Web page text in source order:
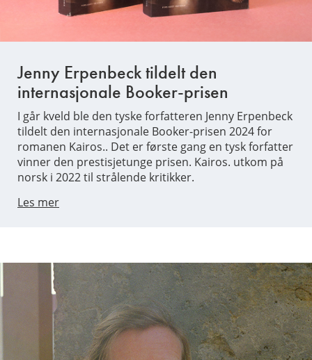
Jenny Erpenbeck tildelt den
internasjonale Booker-prisen
I går kveld ble den tyske forfatteren Jenny Erpenbeck
tildelt den internasjonale Booker-prisen 2024 for
romanen Kairos.. Det er første gang en tysk forfatter
vinner den prestisjetunge prisen. Kairos. utkom på
norsk i 2022 til strålende kritikker.
Les mer